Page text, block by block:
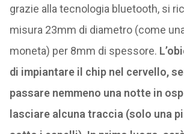
grazie alla tecnologia bluetooth, si
misura 23mm di diametro (come
moneta) per 8mm di spessore.
di impiantare il chip nel cervello,
passare nemmeno una notte in
lasciare alcuna traccia (solo una